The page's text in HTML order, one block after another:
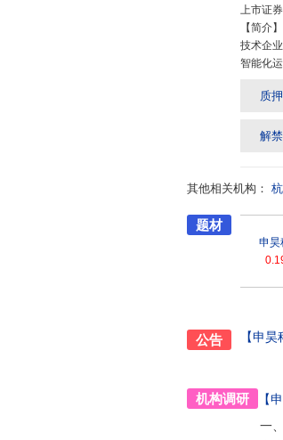
上市证券
【简介】
技术企
智能化
有效的
质押
解禁
其他相关机构：
题材
申昊
公告 【申昊
机构调研 【
一